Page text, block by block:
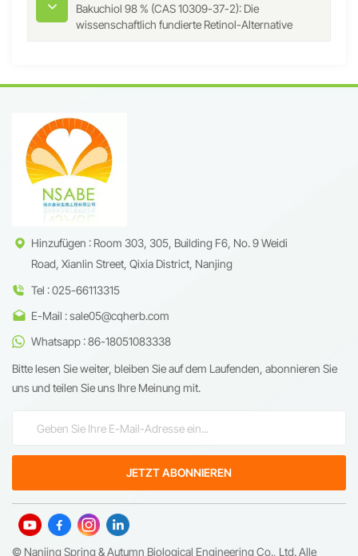
Bakuchiol 98 % (CAS 10309-37-2): Die
wissenschaftlich fundierte Retinol-Alternative
Hinzufügen : Room 303, 305, Building F6, No. 9 Weidi
Road, Xianlin Street, Qixia District, Nanjing
Tel : 025-66113315
E-Mail : sale05@cqherb.com
Whatsapp : 86-18051083338
Bitte lesen Sie weiter, bleiben Sie auf dem Laufenden, abonnieren Sie
uns und teilen Sie uns Ihre Meinung mit.
© Nanjing Spring & Autumn Biological Engineering Co., Ltd. Alle